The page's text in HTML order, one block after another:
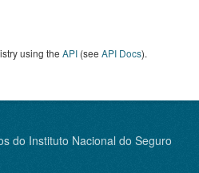
using the API (see API Docs).
do Instituto Nacional do Seguro